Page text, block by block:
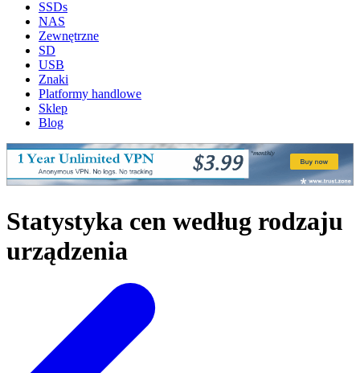
SSDs
NAS
Zewnętrzne
SD
USB
Znaki
Platformy handlowe
Sklep
Blog
Statystyka cen według rodzaju
urządzenia